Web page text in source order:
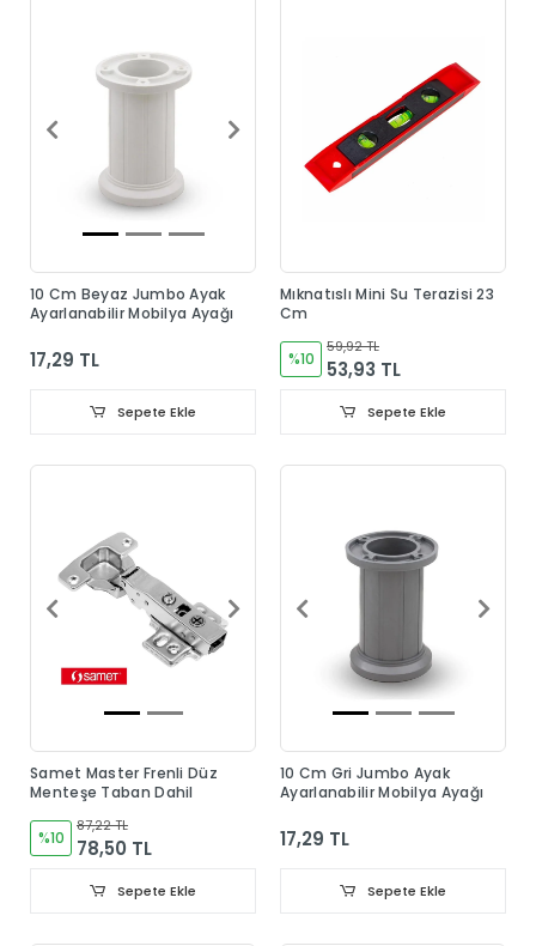
10 Cm Beyaz Jumbo Ayak
Ayarlanabilir Mobilya Ayağı
17,29 TL
Sepete Ekle
Mıknatıslı Mini Su Terazisi 23
Cm
%10
59,92 TL
53,93 TL
Sepete Ekle
Samet Master Frenli Düz
Menteşe Taban Dahil
%10
87,22 TL
78,50 TL
Sepete Ekle
10 Cm Gri Jumbo Ayak
Ayarlanabilir Mobilya Ayağı
17,29 TL
Sepete Ekle